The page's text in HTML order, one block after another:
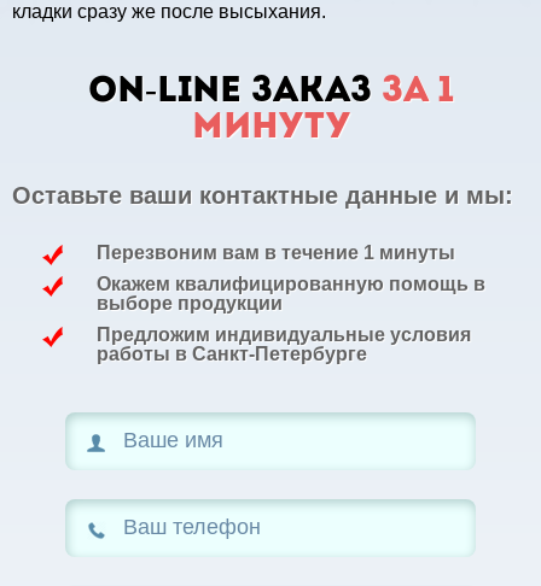
кладки сразу же после высыхания.
ON-LINE заказ за 1
минуту
Оставьте ваши контактные данные и мы:
Перезвоним вам в течение 1 минуты
Окажем квалифицированную помощь в
выборе продукции
Предложим индивидуальные условия
работы в Санкт-Петербурге